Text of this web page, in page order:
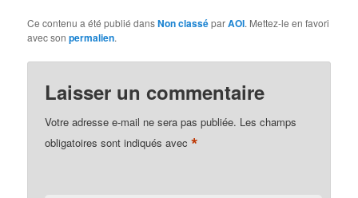
Ce contenu a été publié dansNon classéparAOI. Mettez-le en favori
avec sonpermalien.
Laisser un commentaire
Votre adresse e-mail ne sera pas publiée. Les champs
obligatoires sont indiqués avec*